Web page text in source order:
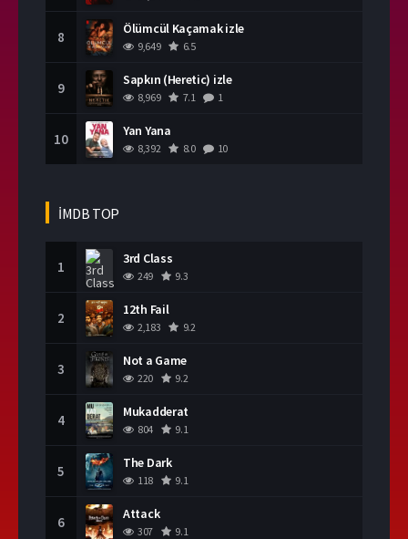
8 Ölümcül Kaçamak izle
9,649 6.5
9 Sapkın (Heretic) izle
8,969 7.1 1
10 Yan Yana
8,392 8.0 10
İMDB TOP
1 3rd Class
249 9.3
2 12th Fail
2,183 9.2
3 Not a Game
220 9.2
4 Mukadderat
804 9.1
5 The Dark
118 9.1
6 Attack
307 9.1